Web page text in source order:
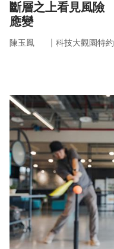
斷層之上看見風險
應變
陳玉鳳 ｜ 科技大觀園特